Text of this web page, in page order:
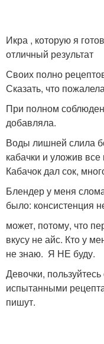
Икра , которую я
отличный результат
Своих полно
Сказать, что
При полном
добавляла.
Воды лишней слила
кабачки и уложив
Кабачок дал сок,
Блендер у меня
было: консистенция
может, потому, что
вкусу не айс. Кто у
не знаю. Я НЕ буду.
Девочки,
испытанными
пишут.